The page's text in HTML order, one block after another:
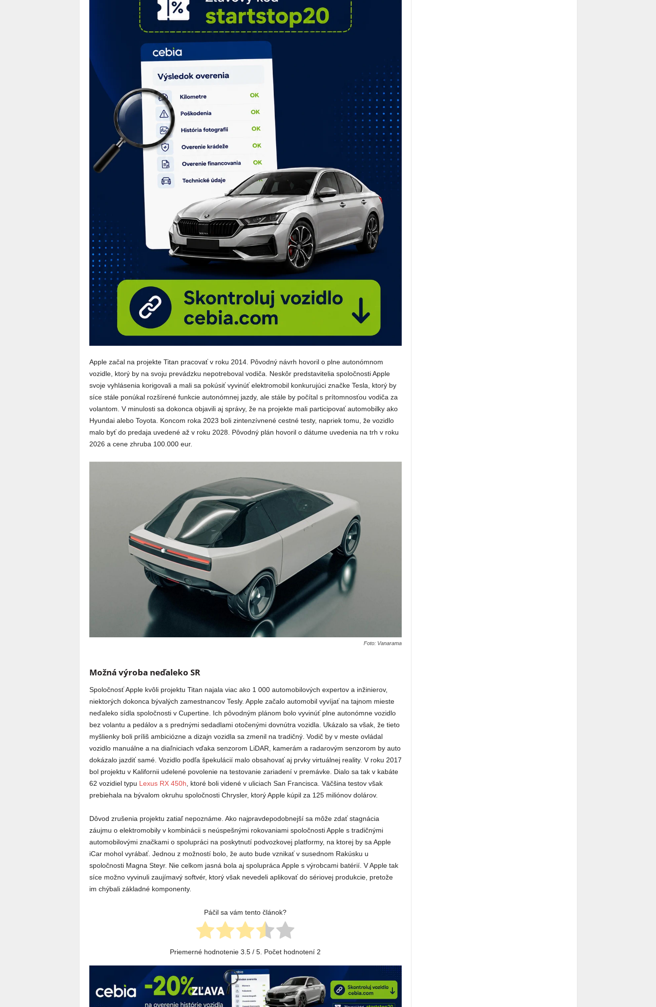
Apple začal na projekte Titan pracovať v roku 2014. Pôvodný návrh hovoril o plne autonómnom
vozidle, ktorý by na svoju prevádzku nepotreboval vodiča. Neskôr predstavitelia spoločnosti Apple
svoje vyhlásenia korigovali a mali sa pokúsiť vyvinúť elektromobil konkurujúci značke Tesla, ktorý by
síce stále ponúkal rozšírené funkcie autonómnej jazdy, ale stále by počítal s prítomnosťou vodiča za
volantom. V minulosti sa dokonca objavili aj správy, že na projekte mali participovať automobilky ako
Hyundai alebo Toyota. Koncom roka 2023 boli zintenzívnené cestné testy, napriek tomu, že vozidlo
malo byť do predaja uvedené až v roku 2028. Pôvodný plán hovoril o dátume uvedenia na trh v roku
2026 a cene zhruba 100.000 eur.
Foto: Vanarama
Možná výroba neďaleko SR
Spoločnosť Apple kvôli projektu Titan najala viac ako 1 000 automobilových expertov a inžinierov,
niektorých dokonca bývalých zamestnancov Tesly. Apple začalo automobil vyvíjať na tajnom mieste
neďaleko sídla spoločnosti v Cupertine. Ich pôvodným plánom bolo vyvinúť plne autonómne vozidlo
bez volantu a pedálov a s prednými sedadlami otočenými dovnútra vozidla. Ukázalo sa však, že tieto
myšlienky boli príliš ambiciózne a dizajn vozidla sa zmenil na tradičný. Vodič by v meste ovládal
vozidlo manuálne a na diaľniciach vďaka senzorom LiDAR, kamerám a radarovým senzorom by auto
dokázalo jazdiť samé. Vozidlo podľa špekulácií malo obsahovať aj prvky virtuálnej reality. V roku 2017
bol projektu v Kalifornii udelené povolenie na testovanie zariadení v premávke. Dialo sa tak v kabáte
62 vozidiel typu Lexus RX 450h , ktoré boli videné v uliciach San Francisca. Väčšina testov však
prebiehala na bývalom okruhu spoločnosti Chrysler, ktorý Apple kúpil za 125 miliónov dolárov.
Dôvod zrušenia projektu zatiaľ nepoznáme. Ako najpravdepodobnejší sa môže zdať stagnácia
záujmu o elektromobily v kombinácii s neúspešnými rokovaniami spoločnosti Apple s tradičnými
automobilovými značkami o spolupráci na poskytnutí podvozkovej platformy, na ktorej by sa Apple
iCar mohol vyrábať. Jednou z možností bolo, že auto bude vznikať v susednom Rakúsku u
spoločnosti Magna Steyr. Nie celkom jasná bola aj spolupráca Apple s výrobcami batérií. V Apple tak
síce možno vyvinuli zaujímavý softvér, ktorý však nevedeli aplikovať do sériovej produkcie, pretože
im chýbali základné komponenty.
Páčil sa vám tento článok?
Priemerné hodnotenie 3.5 / 5. Počet hodnotení 2